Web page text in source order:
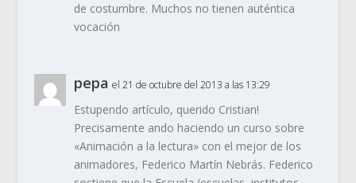
de costumbre. Muchos no tienen auténtica
vocación
pepa el 21 de octubre del 2013 a las 13:29
Estupendo artículo, querido Cristian!
Precisamente ando haciendo un curso sobre
«Animación a la lectura» con el mejor de los
animadores, Federico Martín Nebrás. Federico